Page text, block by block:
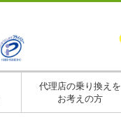
代理店の乗り換えを
お考えの方